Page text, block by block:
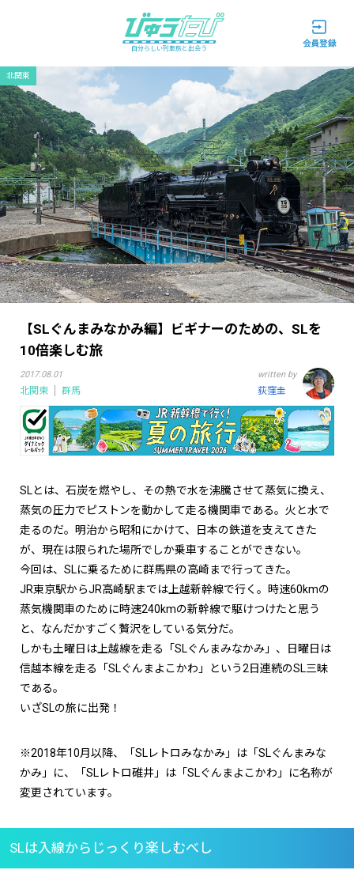
自分らしい列車旅と出会う
北関東
【SLぐんまみなかみ編】ビギナーのための、SLを
10倍楽しむ旅
2017.08.01
北関東 群馬
written by
荻窪圭
SLとは、石炭を燃やし、その熱で水を沸騰させて蒸気に換え、
蒸気の圧力でピストンを動かして走る機関車である。火と水で
走るのだ。明治から昭和にかけて、日本の鉄道を支えてきた
が、現在は限られた場所でしか乗車することができない。
今回は、SLに乗るために群馬県の高崎まで行ってきた。
JR東京駅からJR高崎駅までは上越新幹線で行く。時速60kmの
蒸気機関車のために時速240kmの新幹線で駆けつけたと思う
と、なんだかすごく贅沢をしている気分だ。
しかも土曜日は上越線を走る「SLぐんまみなかみ」、日曜日は
信越本線を走る「SLぐんまよこかわ」という2日連続のSL三昧
である。
いざSLの旅に出発！
※2018年10月以降、「SLレトロみなかみ」は「SLぐんまみな
かみ」に、「SLレトロ碓井」は「SLぐんまよこかわ」に名称が
変更されています。
SLは入線からじっくり楽しむべし